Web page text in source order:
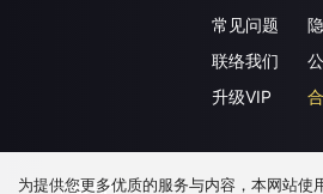
常见问题
联络我们
升级VIP
下载 APP
为提供您更多优质的服务与内容，本网站